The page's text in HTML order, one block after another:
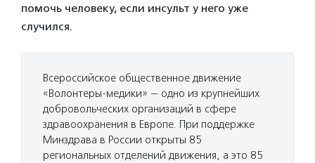
помочь человеку, если инсульт у него уже
случился.
Всероссийское общественное движение
«Волонтеры-медики» — одно из крупнейших
добровольческих организаций в сфере
здравоохранения в Европе. При поддержке
Минздрава в России открыты 85
региональных отделений движения, а это 85